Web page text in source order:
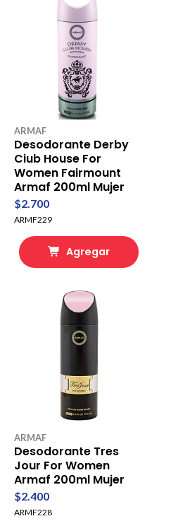
ARMAF
Desodorante Derby
Ciub House For
Women Fairmount
Armaf 200ml Mujer
$2.700
ARMF229
Agregar
ARMAF
Desodorante Tres
Jour For Women
Armaf 200ml Mujer
$2.400
ARMF228